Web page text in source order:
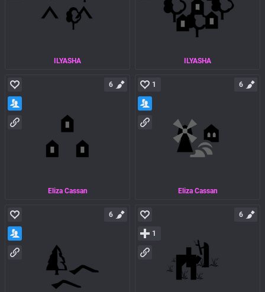
ILYASHA ILYASHA
Eliza Cassan
6
Eliza Cassan
1 6
6
1
6